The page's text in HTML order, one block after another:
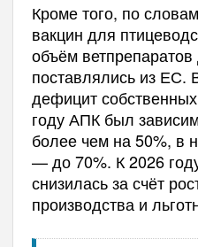
Кроме того, по
вакцин для
объём
поставлялись из ЕС.
дефицит
году АПК был
более чем на 50%, в
— до 70%. К 2026
снизилась за счёт
производства и